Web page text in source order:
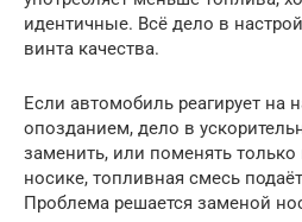
идентичные. Всё дело в
винта качества.
Если автомобиль реагирует на
опозданием, дело в
заменить, или поменять
носике, топливная смесь
Проблема решается заменой